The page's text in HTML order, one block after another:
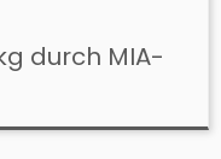
durch MIA-